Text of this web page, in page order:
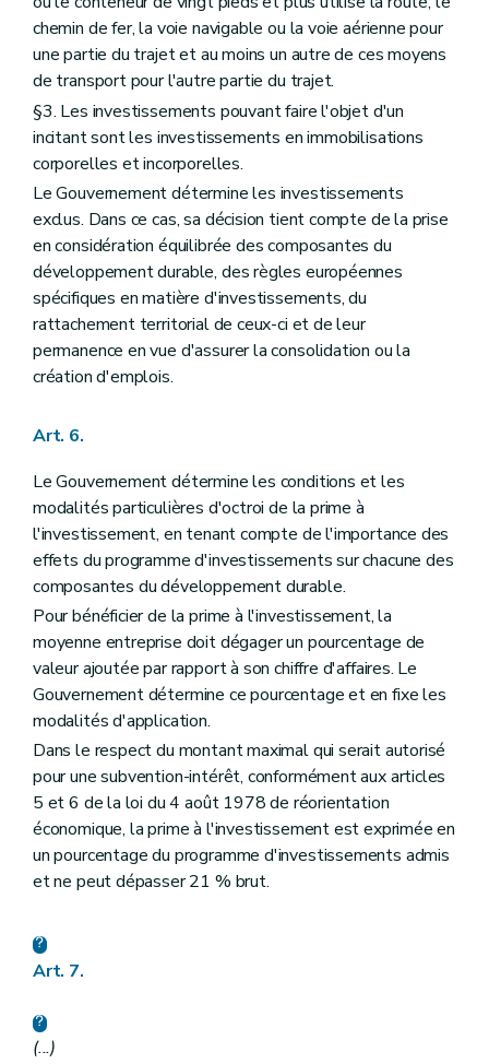
chemin de fer, la voie navigable ou la voie aérienne pour
une partie du trajet et au moins un autre de ces moyens
de transport pour l'autre partie du trajet.
§3. Les investissements pouvant faire l'objet d'un
incitant sont les investissements en immobilisations
corporelles et incorporelles.
Le Gouvernement détermine les investissements
exclus. Dans ce cas, sa décision tient compte de la prise
en considération équilibrée des composantes du
développement durable, des règles européennes
spécifiques en matière d'investissements, du
rattachement territorial de ceux-ci et de leur
permanence en vue d'assurer la consolidation ou la
création d'emplois.
Art. 6.
Le Gouvernement détermine les conditions et les
modalités particulières d'octroi de la prime à
l'investissement, en tenant compte de l'importance des
effets du programme d'investissements sur chacune des
composantes du développement durable.
Pour bénéficier de la prime à l'investissement, la
moyenne entreprise doit dégager un pourcentage de
valeur ajoutée par rapport à son chiffre d'affaires. Le
Gouvernement détermine ce pourcentage et en fixe les
modalités d'application.
Dans le respect du montant maximal qui serait autorisé
pour une subvention-intérêt, conformément aux articles
5 et 6 de la loi du 4 août 1978 de réorientation
économique, la prime à l'investissement est exprimée en
un pourcentage du programme d'investissements admis
et ne peut dépasser 21 % brut.
Art. 7.
(...)